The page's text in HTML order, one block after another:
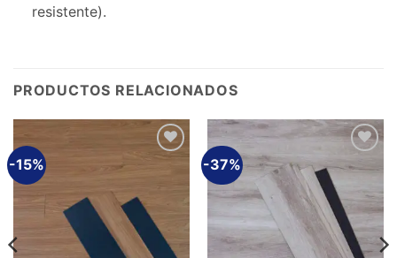
resistente).
PRODUCTOS RELACIONADOS
-15% -37%
Añadir
a la
lista de
deseos